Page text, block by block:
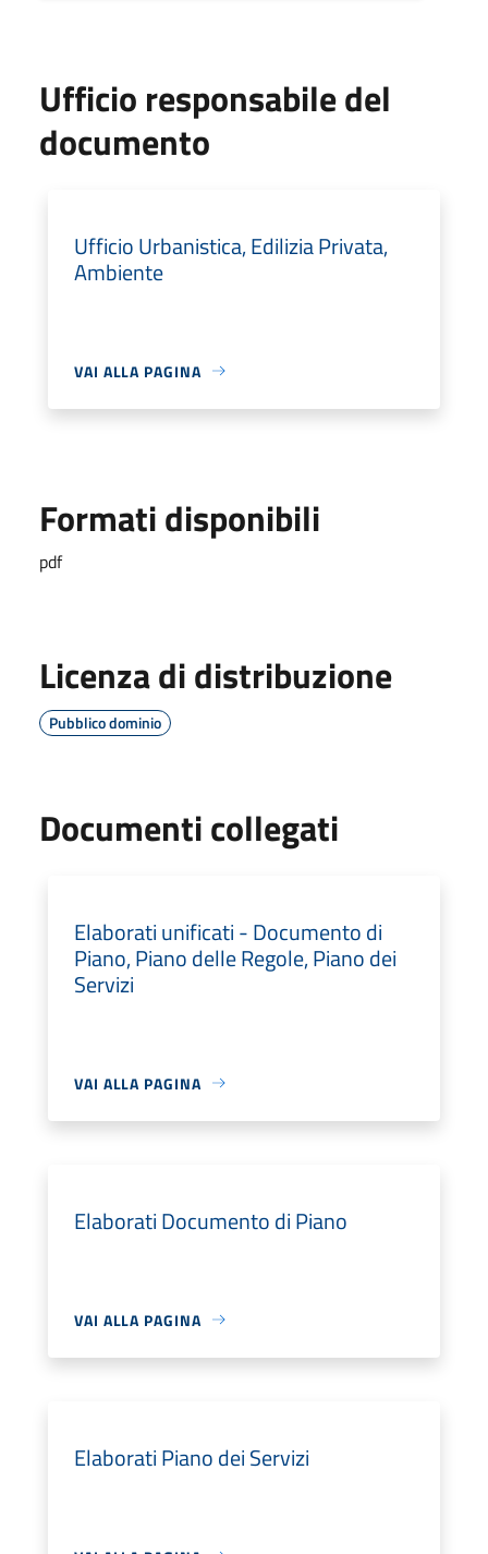
Ufficio responsabile del
documento
Ufficio Urbanistica, Edilizia Privata,
Ambiente
VAI ALLA PAGINA
Formati disponibili
pdf
Licenza di distribuzione
Pubblico dominio
Documenti collegati
Elaborati unificati - Documento di
Piano, Piano delle Regole, Piano dei
Servizi
VAI ALLA PAGINA
Elaborati Documento di Piano
VAI ALLA PAGINA
Elaborati Piano dei Servizi